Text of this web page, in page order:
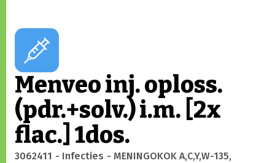
Menveo inj. oploss.
(pdr.+solv.) i.m. [2x
flac.] 1dos.
3062411 - Infecties - MENINGOKOK A,C,Y,W-135,